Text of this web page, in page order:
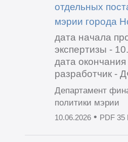
отдельных
мэрии города
дата начала
экспертизы -
дата
разработчик -
Департамент
политики мэрии
10.06.2026• PDF 35